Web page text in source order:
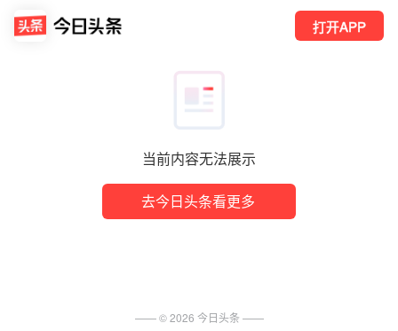
当前内容无法展示
去今日头条看更多
打开APP
—— ©2026 今日头条 ——